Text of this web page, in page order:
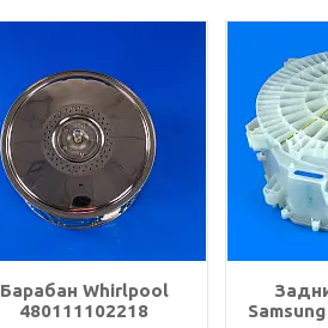
Барабан Whirlpool
480111102218